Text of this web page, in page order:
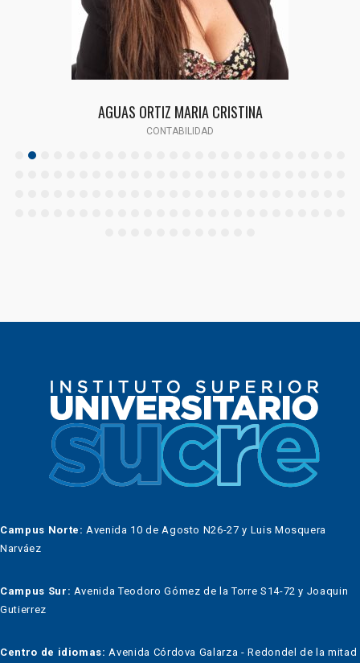
AGUAS ORTIZ MARIA CRISTINA
CONTABILIDAD
Campus Norte: Avenida 10 de Agosto N26-27 y Luis Mosquera
Narváez
Campus Sur: Avenida Teodoro Gómez de la Torre S14-72 y Joaquin
Gutierrez
Centro de idiomas: Avenida Córdova Galarza - Redondel de la mitad